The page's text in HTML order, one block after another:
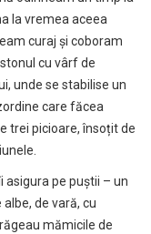
la vremea aceea
curaj și coboram
cu vârf de
unde se stabilise un
care făcea
trei picioare, însoțit de
asigura pe puștii – un
de vară, cu
mămicile de